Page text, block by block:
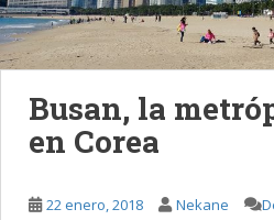
Busan, la
en Corea
22 enero, 2018 Nekane